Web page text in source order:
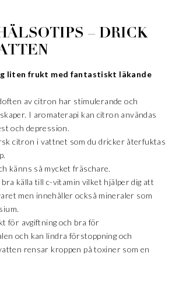
– DRICK
liten frukt med fantastiskt läkande
av citron har stimulerande och
I aromaterapi kan citron användas
och depression.
citron i vattnet som du dricker återfuktas
känns så mycket fräschare.
källa till c-vitamin vilket hjälper dig att
men innehåller också mineraler som
för avgiftning och bra för
och kan lindra förstoppning och
rensar kroppen på toxiner som en